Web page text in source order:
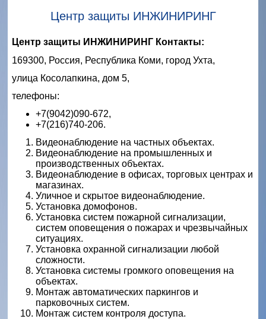
Центр защиты ИНЖИНИРИНГ
Центр защиты ИНЖИНИРИНГ Контакты:
169300, Россия, Республика Коми, город Ухта,
улица Косолапкина, дом 5,
телефоны:
+7(9042)090-672,
+7(216)740-206.
Видеонаблюдение на частных объектах.
Видеонаблюдение на промышленных и
производственных объектах.
Видеонаблюдение в офисах, торговых центрах и
магазинах.
Уличное и скрытое видеонаблюдение.
Установка домофонов.
Установка систем пожарной сигнализации,
систем оповещения о пожарах и чрезвычайных
ситуациях.
Установка охранной сигнализации любой
сложности.
Установка системы громкого оповещения на
объектах.
Монтаж автоматических паркингов и
парковочных систем.
Монтаж систем контроля доступа.